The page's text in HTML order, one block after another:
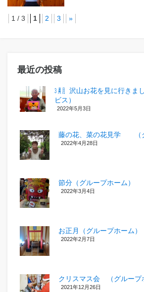
1 / 3 1 2 3 »
最近の投稿
㋂㋃、沢山お花を見に行きま
ビス）
2022年5月3日
藤の花、菜の花見学 （グ
2022年4月28日
節分（グループホーム）
2022年3月4日
お正月（グループホーム）
2022年2月7日
クリスマス会 （グループ
2021年12月26日